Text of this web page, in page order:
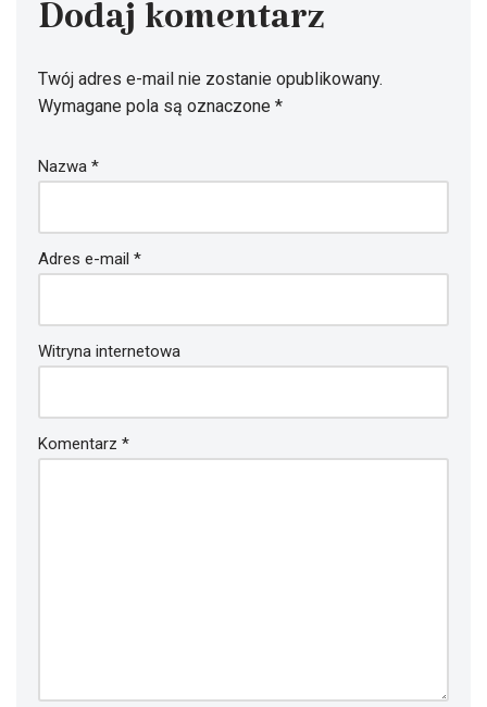
Dodaj komentarz
Twój adres e-mail nie zostanie opublikowany.
Wymagane pola są oznaczone *
Nazwa *
Adres e-mail *
Witryna internetowa
Komentarz *